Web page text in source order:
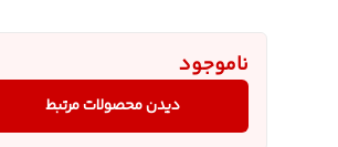
ناموجود
دیدن محصولات مرتبط